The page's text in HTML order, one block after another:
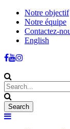
Notre objectif
Notre équipe
Contactez-
English